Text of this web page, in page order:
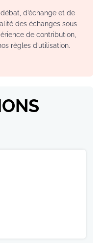
d’échange et de
des échanges sous
de contribution,
règles d’utilisation.